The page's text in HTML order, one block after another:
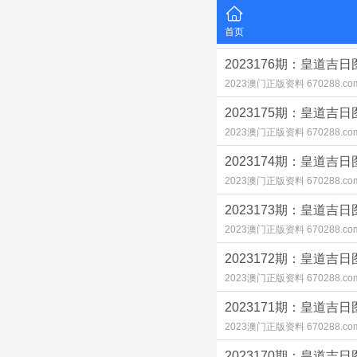
首页
2023176期：皇道吉日
2023澳门正版资料
2023175期：皇道吉日
2023澳门正版资料
2023174期：皇道吉日
2023澳门正版资料
2023173期：皇道吉日
2023澳门正版资料
2023172期：皇道吉日
2023澳门正版资料
2023171期：皇道吉日
2023澳门正版资料